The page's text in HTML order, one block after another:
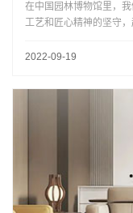
在中国园林博物馆里，
工艺和匠心精神的坚守
2022-09-19